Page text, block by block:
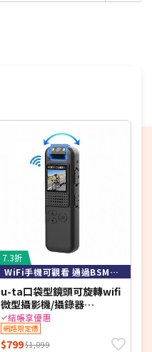
7.3折
WiFi手機可觀看 通過BSMI認證
u-ta口袋型鏡頭可旋轉wifi
微型攝影機/攝錄器
HD9S(WiFi版 1080P 白光
全彩 紅外線夜視 可選)
結帳享優惠
網路限定價
$799$1,099